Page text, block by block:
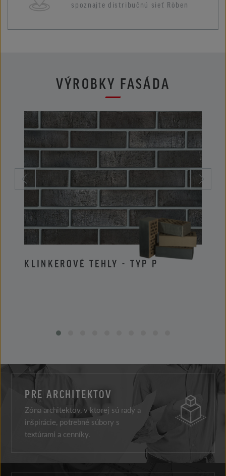
spoznajte distribučnú sieť Röben
VÝROBKY FASÁDA
KLINKEROVÉ TEHLY - TYP P
PRE ARCHITEKTOV
Zóna architektov, v ktorej sú rady a
inšpirácie, potrebné súbory s
textúrami a cenníky.